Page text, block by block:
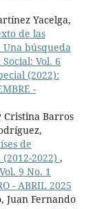
Yacelga,
de las
búsqueda
Vol. 6
(2022):
-
Cristina Barros
de
2022) ,
9 No. 1
- ABRIL 2025
Juan Fernando